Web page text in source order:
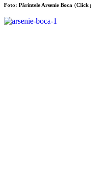
Foto: Părintele Arsenie Boca (Click